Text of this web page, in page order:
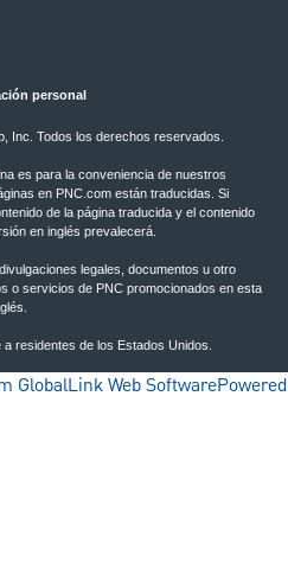
personal
Inc. Todos los derechos reservados.
es para la conveniencia de nuestros
en PNC.com están traducidas. Si
de la página traducida y el contenido
en inglés prevalecerá.
legales, documentos u otro
o servicios de PNC promocionados en esta
residentes de los Estados Unidos.
Powered